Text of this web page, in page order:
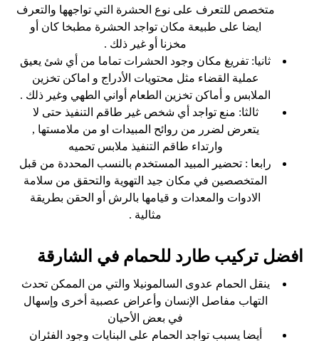
متخصص للتعرف على نوع الحشرة التي تواجهها والتعرف
ايضا على طبيعة مكان تواجد الحشرة مطبخا كان أو
مخزنا أو غير ذلك .
ثانيا: تفريغ مكان وجود الحشرات تماما من أي شئ يعيق
عملية القضاء مثل محتويات الأدراج و اماكن تخزين
الملابس و أماكن تخزين الطعام أواني الطهي وغير ذلك .
ثالثا: منع تواجد أي شخص غير طاقم التنفيذ حتى لا
يتعرض لضرر من روائح المبيدات او من ملامستها ,
وارتداء طاقم التنفيذ ملابس تحميه
رابعا : تحضير المبيد المستخدم بالنسب المحددة من قبل
المتخصصين في مكان جيد التهوية والتحقق من سلامة
الادوات والمعدات و قيامها بالرش أو الحقن بطريقة
مثالية .
افضل تركيب طارد للحمام في الشارقة
ينقل الحمام عدوى السالمونيلا والتي من الممكن تحدث
التهاب مفاصل الإنسان وأعراض عصبية أخرى وإسهال
في بعض الأحيان
أيضا يسبب تواجد الحمام على البنايات وجود الفئران